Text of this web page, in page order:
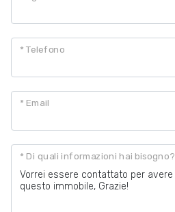
* Telefono
* Email
* Di quali informazioni hai bisogno?
Ascensore
Arredato
Nuova costruzione